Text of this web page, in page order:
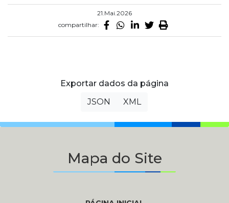
21.Mai.2026
compartilhar:
Exportar dados da página
JSON
XML
Mapa do Site